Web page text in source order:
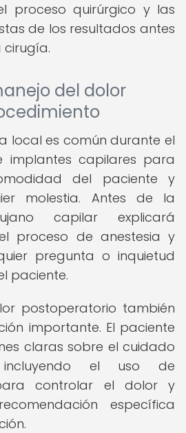
proceso quirúrgico y las
de los resultados antes
cirugía.
del dolor
local es común durante el
implantes capilares para
del paciente y
molestia. Antes de la
capilar explicará
proceso de anestesia y
pregunta o inquietud
paciente.
postoperatorio también
importante. El paciente
claras sobre el cuidado
incluyendo el uso de
controlar el dolor y
específica